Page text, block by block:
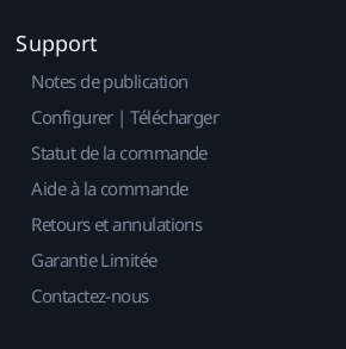
Support
Notes de publication
Configurer | Télécharger
Statut de la commande
Aide à la commande
Retours et annulations
Garantie Limitée
Contactez-nous